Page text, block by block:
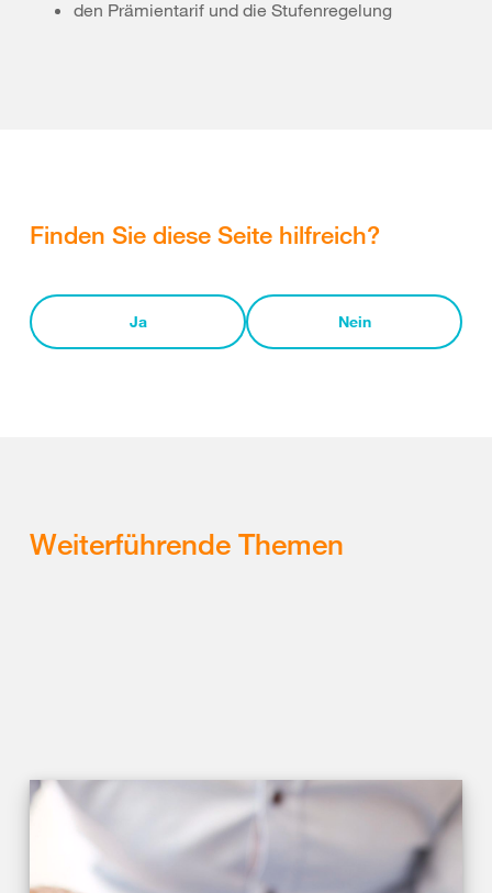
den Prämientarif und die Stufenregelung
Finden Sie diese Seite hilfreich?
Ja Nein
Weiterführende Themen